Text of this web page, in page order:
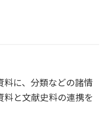
料に、分類などの諸情
と文献史料の連携を